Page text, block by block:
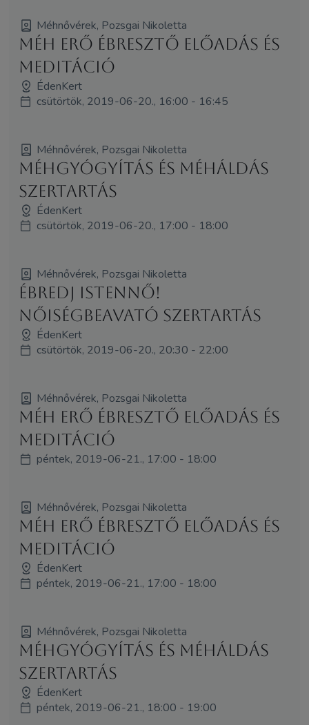
Méhnővérek, Pozsgai Nikoletta
Méh Erő Ébresztő előadás és
meditáció
ÉdenKert
csütörtök, 2019-06-20., 16:00 - 16:45
Méhnővérek, Pozsgai Nikoletta
Méhgyógyítás és MéhÁldás
szertartás
ÉdenKert
csütörtök, 2019-06-20., 17:00 - 18:00
Méhnővérek, Pozsgai Nikoletta
Ébredj Istennő!
NőiségBeAvató Szertartás
ÉdenKert
csütörtök, 2019-06-20., 20:30 - 22:00
Méhnővérek, Pozsgai Nikoletta
Méh Erő Ébresztő előadás és
meditáció
péntek, 2019-06-21., 17:00 - 18:00
Méhnővérek, Pozsgai Nikoletta
Méh Erő Ébresztő előadás és
meditáció
ÉdenKert
péntek, 2019-06-21., 17:00 - 18:00
Méhnővérek, Pozsgai Nikoletta
Méhgyógyítás és MéhÁldás
szertartás
ÉdenKert
péntek, 2019-06-21., 18:00 - 19:00